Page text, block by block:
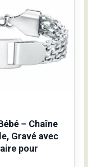
– Chaîne
Gravé avec
pour